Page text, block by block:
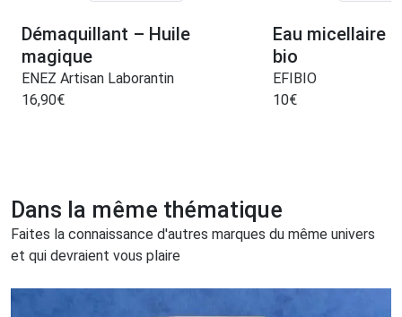
Démaquillant – Huile
magique
ENEZ Artisan Laborantin
16,90€
Eau micellaire
bio
EFIBIO
10€
Dans la même thématique
Faites la connaissance d'autres marques du même univers
et qui devraient vous plaire